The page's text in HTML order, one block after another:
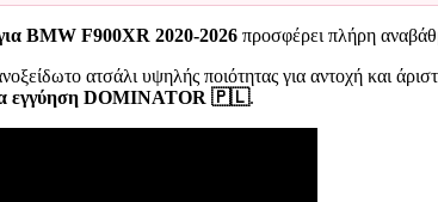
BMW F900XR 2020-2026 προσφέρει πλήρη
ατσάλι υψηλής ποιότητας για αντοχή και
εγγύηση DOMINATOR 🇵🇱.